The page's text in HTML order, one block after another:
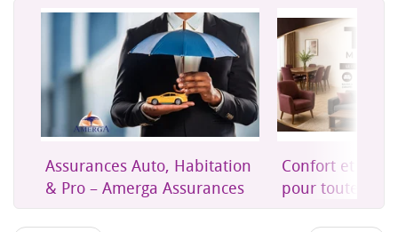
Confort et mobilier moderne
pour toute la maison
Une
accessible à